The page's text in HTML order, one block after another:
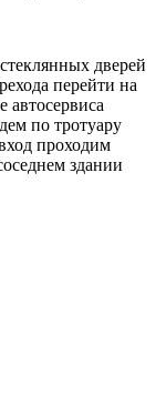
дверей
перейти на
автосервиса
по тротуару
проходим
здании